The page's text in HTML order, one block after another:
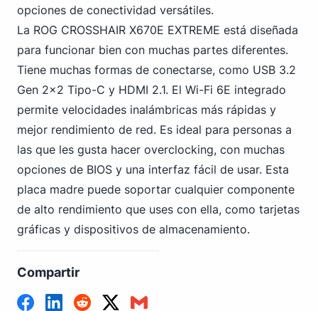
opciones de conectividad versátiles.
La ROG CROSSHAIR X670E EXTREME está diseñada
para funcionar bien con muchas partes diferentes.
Tiene muchas formas de conectarse, como USB 3.2
Gen 2x2 Tipo-C y HDMI 2.1. El Wi-Fi 6E integrado
permite velocidades inalámbricas más rápidas y
mejor rendimiento de red. Es ideal para personas a
las que les gusta hacer overclocking, con muchas
opciones de BIOS y una interfaz fácil de usar. Esta
placa madre puede soportar cualquier componente
de alto rendimiento que uses con ella, como tarjetas
gráficas y dispositivos de almacenamiento.
Compartir